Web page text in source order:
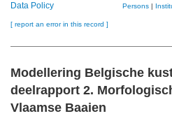
Data Policy Persons |
[ report an error in this record ]
Modellering Belgische
deelrapport 2.
Vlaamse Baaien